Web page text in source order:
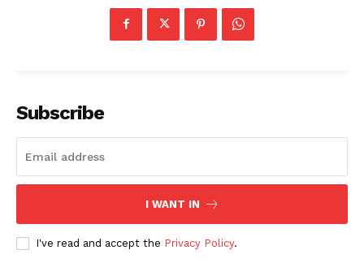
SUBSCRIBE NOW
Company
Subscribe
I WANT IN
I've read and accept the Privacy Policy.